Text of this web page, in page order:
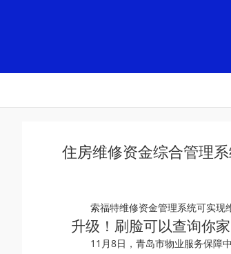
住房维修资金综合管理
索福特维修资金管理系统可实现
升级！刷脸可以查询你家
11月8日，青岛市物业服务保障